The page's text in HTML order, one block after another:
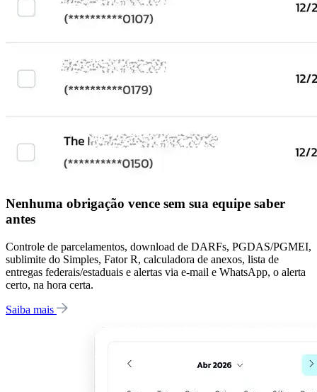
Nenhuma obrigação vence sem sua equipe saber
antes
Controle de parcelamentos, download de DARFs, PGDAS/PGMEI,
sublimite do Simples, Fator R, calculadora de anexos, lista de
entregas federais/estaduais e alertas via e-mail e WhatsApp, o alerta
certo, na hora certa.
Saiba mais